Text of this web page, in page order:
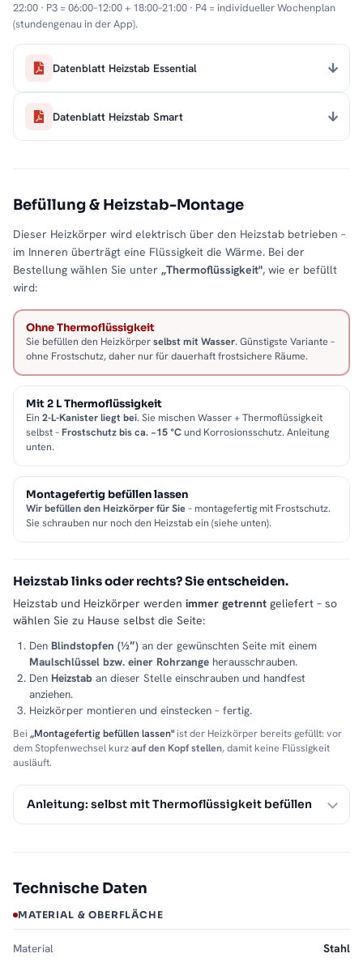
22:00 · P3 = 06:00–12:00 + 18:00–21:00 · P4 = individueller Wochenplan
(stundengenau in der App).
Datenblatt Heizstab Essential
Datenblatt Heizstab Smart
Befüllung & Heizstab-Montage
Dieser Heizkörper wird elektrisch über den Heizstab betrieben –
im Inneren überträgt eine Flüssigkeit die Wärme. Bei der
Bestellung wählen Sie unter „Thermoflüssigkeit", wie er befüllt
wird:
Ohne Thermoflüssigkeit
Sie befüllen den Heizkörperselbst mit Wasser. Günstigste Variante –
ohne Frostschutz, daher nur für dauerhaft frostsichere Räume.
Mit 2 L Thermoflüssigkeit
Ein 2-L-Kanister liegt bei. Sie mischen Wasser + Thermoflüssigkeit
selbst –Frostschutz bis ca. −15 °Cund Korrosionsschutz. Anleitung
unten.
Montagefertig befüllen lassen
Wir befüllen den Heizkörper für Sie– montagefertig mit Frostschutz.
Sie schrauben nur noch den Heizstab ein (siehe unten).
Heizstab links oder rechts? Sie entscheiden.
Heizstab und Heizkörper werden immer getrennt geliefert – so
wählen Sie zu Hause selbst die Seite:
Den Blindstopfen (½″) an der gewünschten Seite mit einem
Maulschlüssel bzw. einer Rohrzange herausschrauben.
Den Heizstab an dieser Stelle einschrauben und handfest
anziehen.
Heizkörper montieren und einstecken – fertig.
Bei „Montagefertig befüllen lassen"ist der Heizkörper bereits gefüllt: vor
dem Stopfenwechsel kurzauf den Kopf stellen, damit keine Flüssigkeit
ausläuft.
Anleitung: selbst mit Thermoflüssigkeit befüllen
Technische Daten
MATERIAL & OBERFLÄCHE
Material Stahl